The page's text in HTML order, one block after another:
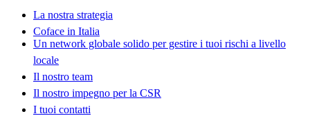
La nostra strategia
Coface in Italia
Un network globale solido per gestire i tuoi rischi a livello
locale
Il nostro team
Il nostro impegno per la CSR
I tuoi contatti